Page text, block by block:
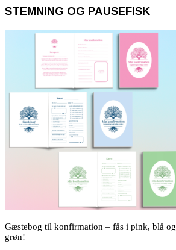
STEMNING OG PAUSEFISK
Gæstebog til konfirmation – fås i pink, blå og
grøn!